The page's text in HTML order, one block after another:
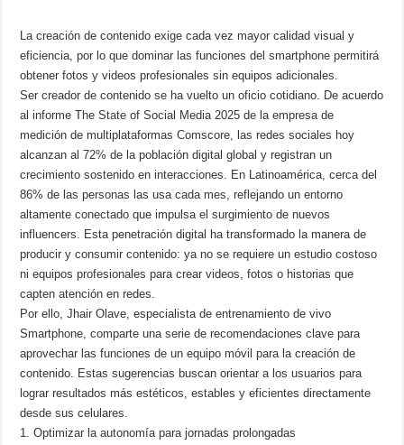
La creación de contenido exige cada vez mayor calidad visual y
eficiencia, por lo que dominar las funciones del smartphone permitirá
obtener fotos y videos profesionales sin equipos adicionales.
Ser creador de contenido se ha vuelto un oficio cotidiano. De acuerdo
al informe The State of Social Media 2025 de la empresa de
medición de multiplataformas Comscore, las redes sociales hoy
alcanzan al 72% de la población digital global y registran un
crecimiento sostenido en interacciones. En Latinoamérica, cerca del
86% de las personas las usa cada mes, reflejando un entorno
altamente conectado que impulsa el surgimiento de nuevos
influencers. Esta penetración digital ha transformado la manera de
producir y consumir contenido: ya no se requiere un estudio costoso
ni equipos profesionales para crear videos, fotos o historias que
capten atención en redes.
Por ello, Jhair Olave, especialista de entrenamiento de vivo
Smartphone, comparte una serie de recomendaciones clave para
aprovechar las funciones de un equipo móvil para la creación de
contenido. Estas sugerencias buscan orientar a los usuarios para
lograr resultados más estéticos, estables y eficientes directamente
desde sus celulares.
1. Optimizar la autonomía para jornadas prolongadas